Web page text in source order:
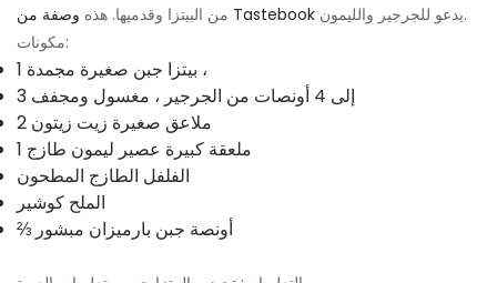
من البيتزا وقدميها. هذه وصفة من Tastebook
يدعو للجرجير والليمون.
مكونات:
1 بيتزا جبن صغيرة مجمدة ،
3 إلى 4 أونصات من الجرجير ، مغسول ومجفف
2 ملاعق صغيرة زيت زيتون
1 ملعقة كبيرة عصير ليمون طازج
الفلفل الطازج المطحون
الملح كوشير
⅔ أونصة جبن بارميزان مبشور